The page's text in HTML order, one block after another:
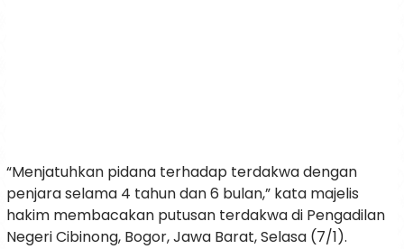
“Menjatuhkan pidana terhadap terdakwa dengan
penjara selama 4 tahun dan 6 bulan,” kata majelis
hakim membacakan putusan terdakwa di Pengadilan
Negeri Cibinong, Bogor, Jawa Barat, Selasa (7/1).